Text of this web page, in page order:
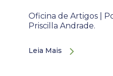
Oficina de Artigos |
Priscilla Andrade.
Leia Mais